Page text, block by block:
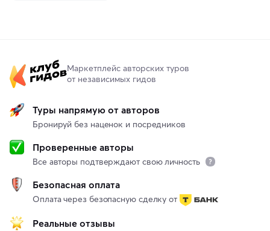
Маркетплейс авторских туров
от независимых гидов
Туры напрямую от авторов
Бронируй без наценок и посредников
Проверенные авторы
Все авторы подтверждают свою личность
Безопасная оплата
Оплата через безопасную сделку от
Реальные отзывы